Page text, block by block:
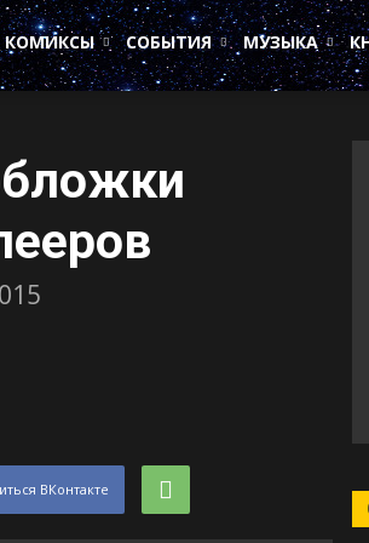
КОМИКСЫ СОБЫТИЯ МУЗЫКА
ВКонтакте